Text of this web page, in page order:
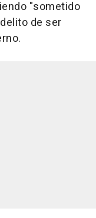
"sometido
de ser